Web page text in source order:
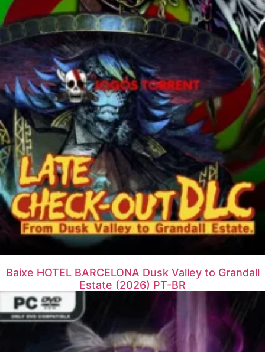
Baixe HOTEL BARCELONA Dusk Valley to Grandall
Estate (2026) PT-BR